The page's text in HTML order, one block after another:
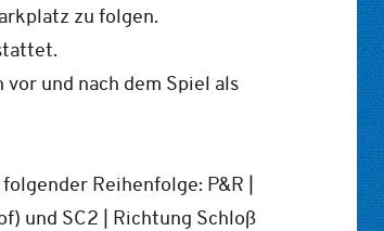
zu folgen.
und nach dem Spiel als
Reihenfolge: P&R |
und SC2 | Richtung Schloß